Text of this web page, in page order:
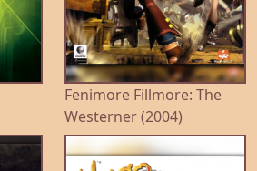
Fenimore Fillmore: The
Westerner (2004)